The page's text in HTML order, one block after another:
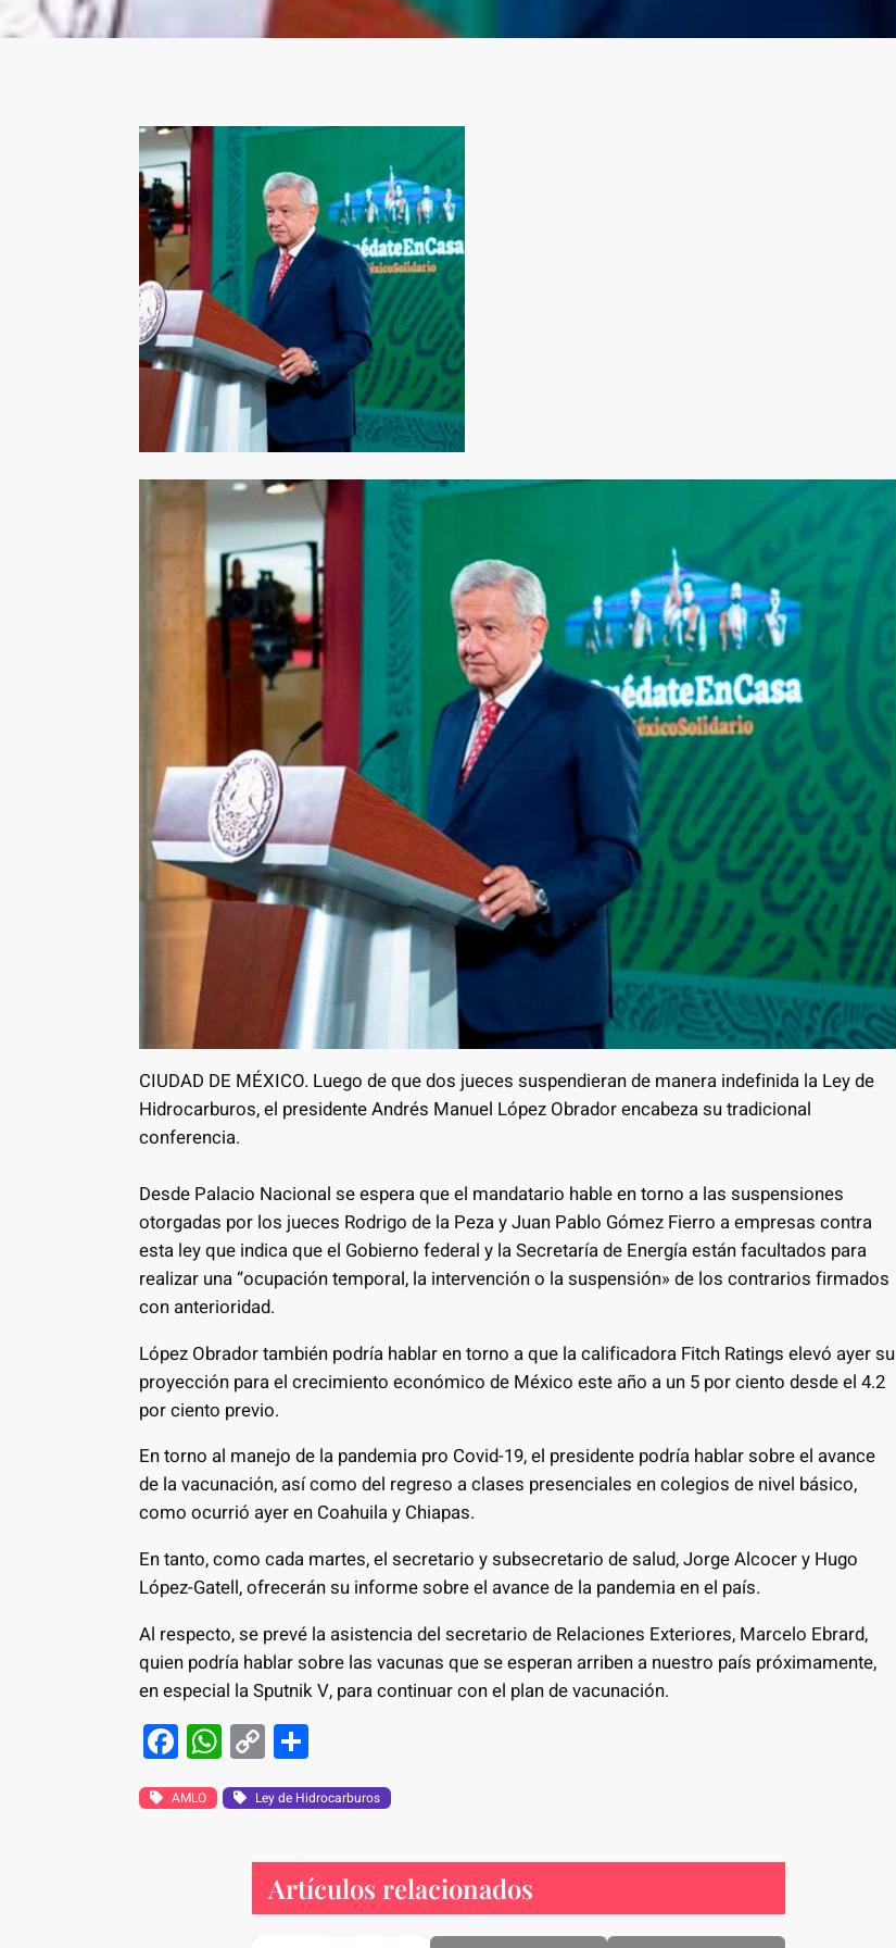
CIUDAD DE MÉXICO. Luego de que dos jueces suspendieran de manera indefinida la Ley de
Hidrocarburos, el presidente Andrés Manuel López Obrador encabeza su tradicional
conferencia.
Desde Palacio Nacional se espera que el mandatario hable en torno a las suspensiones
otorgadas por los jueces Rodrigo de la Peza y Juan Pablo Gómez Fierro a empresas contra
esta ley que indica que el Gobierno federal y la Secretaría de Energía están facultados para
realizar una “ocupación temporal, la intervención o la suspensión» de los contrarios firmados
con anterioridad.
López Obrador también podría hablar en torno a que la calificadora Fitch Ratings elevó ayer su
proyección para el crecimiento económico de México este año a un 5 por ciento desde el 4.2
por ciento previo.
En torno al manejo de la pandemia pro Covid-19, el presidente podría hablar sobre el avance
de la vacunación, así como del regreso a clases presenciales en colegios de nivel básico,
como ocurrió ayer en Coahuila y Chiapas.
En tanto, como cada martes, el secretario y subsecretario de salud, Jorge Alcocer y Hugo
López-Gatell, ofrecerán su informe sobre el avance de la pandemia en el país.
Al respecto, se prevé la asistencia del secretario de Relaciones Exteriores, Marcelo Ebrard,
quien podría hablar sobre las vacunas que se esperan arriben a nuestro país próximamente,
en especial la Sputnik V, para continuar con el plan de vacunación.
F
a
c
W
h
at
C
o
p
Li
n
h
ar
AMLO Ley de Hidrocarburos
Artículos relacionados